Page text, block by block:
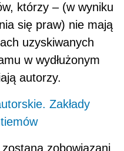
którzy – (w wyniku
się praw) nie mają
uzyskiwanych
w wydłużonym
autorzy.
Zakłady
zobowiązani